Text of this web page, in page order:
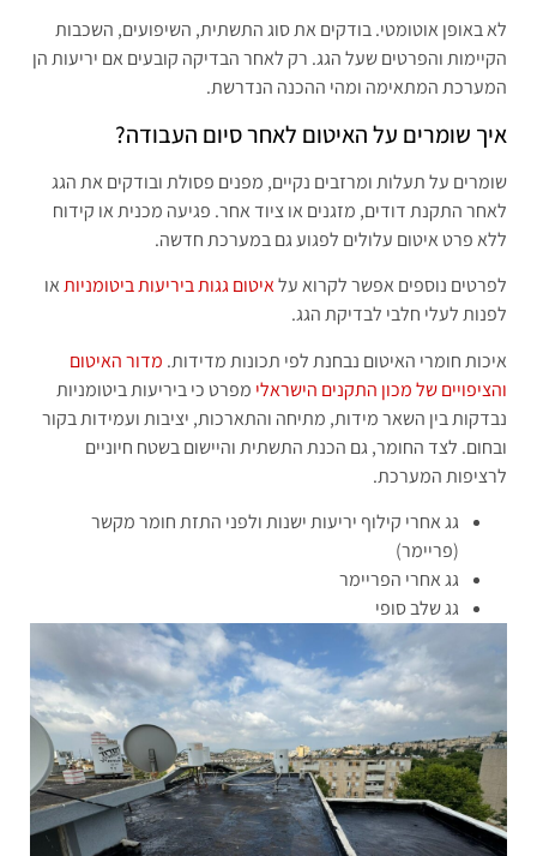
לא באופן אוטומטי. בודקים את סוג התשתית, השיפועים, השכבות
הקיימות והפרטים שעל הגג. רק לאחר הבדיקה קובעים אם יריעות הן
המערכת המתאימה ומהי ההכנה הנדרשת.
איך שומרים על האיטום לאחר סיום העבודה?
שומרים על תעלות ומרזבים נקיים, מפנים פסולת ובודקים את הגג
לאחר התקנת דודים, מזגנים או ציוד אחר. פגיעה מכנית או קידוח
ללא פרט איטום עלולים לפגוע גם במערכת חדשה.
לפרטים נוספים אפשר לקרוא עלאיטום גגות ביריעות ביטומניותאו
לפנות לעלי חלבי לבדיקת הגג.
איכות חומרי האיטום נבחנת לפי תכונות מדידות. מדור האיטום
והציפויים של מכון התקנים הישראלי מפרט כי ביריעות ביטומניות
נבדקות בין השאר מידות, מתיחה והתארכות, יציבות ועמידות בקור
ובחום. לצד החומר, גם הכנת התשתית והיישום בשטח חיוניים
לרציפות המערכת.
גג אחרי קילוף יריעות ישנות ולפני התזת חומר מקשר
(פריימר)
גג אחרי הפריימר
גג שלב סופי